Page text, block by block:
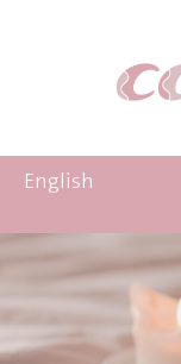
English